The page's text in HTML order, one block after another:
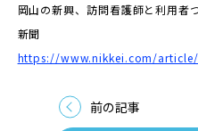
岡山の新興、訪問看護師と利用
新聞
https://www.nikkei.com/article/
前の記事